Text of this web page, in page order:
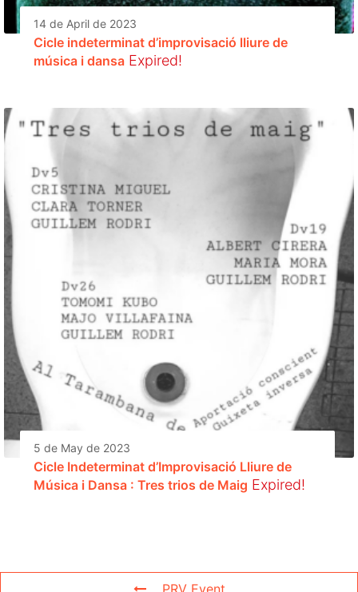
14 de April de 2023
Cicle indeterminat d’improvisació lliure de
música i dansa Expired!
5 de May de 2023
Cicle Indeterminat d’Improvisació Lliure de
Música i Dansa : Tres trios de Maig Expired!